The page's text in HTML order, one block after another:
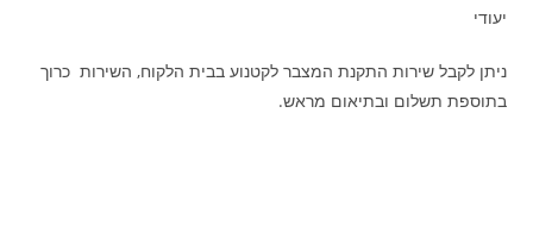
יעודי
ניתן לקבל שירות התקנת המצבר לקטנוע בבית הלקוח, השירות כרוך
בתוספת תשלום ובתיאום מראש.